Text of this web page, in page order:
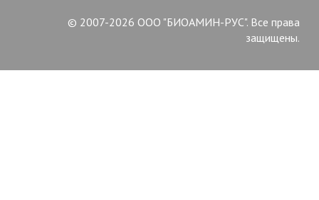
© 2007-2026 ООО "БИОАМИН-РУС". Все права
защищены.